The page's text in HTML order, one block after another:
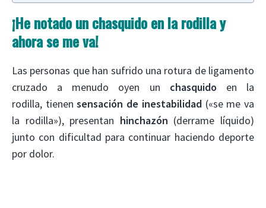
¡He notado un chasquido en la rodilla y
ahora se me va!
Las personas que han sufrido una rotura de ligamento
cruzado a menudo oyen un chasquido en la
rodilla, tienen sensación de inestabilidad(«se me va
la rodilla»), presentan hinchazón (derrame líquido)
junto con dificultad para continuar haciendo deporte
por dolor.